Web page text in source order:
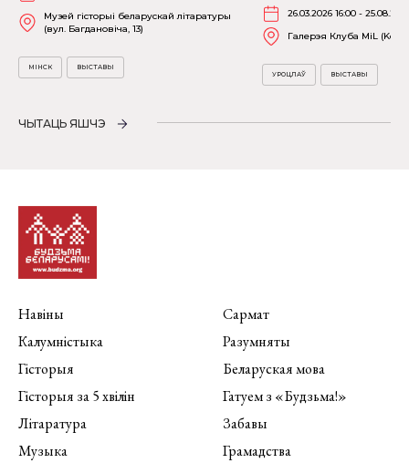
Музей гісторыі беларускай літаратуры
(вул. Багдановіча, 13)
МІНСК ВЫСТАВЫ
26.03.2026 16:00 -
Галерэя Клуба MiL
УРОЦЛАЎ ВЫСТАВЫ
ЧЫТАЦЬ ЯШЧЭ
Навіны
Калумністыка
Гісторыя
Гісторыя за 5 хвілін
Літаратура
Музыка
Сармат
Разумняты
Беларуская мова
Гатуем з «Будзьма!»
Забавы
Грамадства